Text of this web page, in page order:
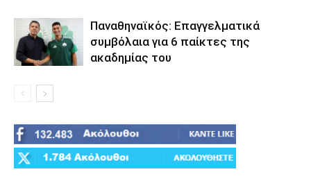
Παναθηναϊκός: Επαγγελματικά
συμβόλαια για 6 παίκτες της
ακαδημίας του